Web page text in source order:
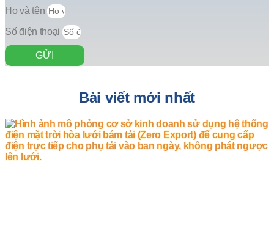
Họ và tên
Số điện thoại
GỬI
Bài viết mới nhất